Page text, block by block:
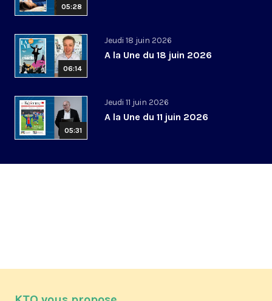
05:28
06:14
Jeudi 18 juin 2026
A la Une du 18 juin 2026
05:31
Jeudi 11 juin 2026
A la Une du 11 juin 2026